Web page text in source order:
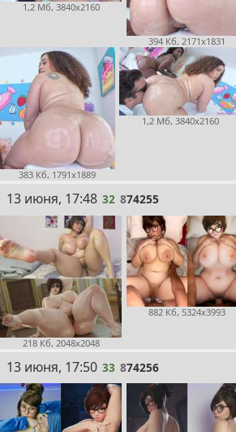
1,2 Мб, 3840x2160
394 Кб, 2171x1831
383 Кб, 1791x1889
1,2 Мб, 3840x2160
32
13 июня, 17:48 32 874255
218 Кб, 2048x2048
882 Кб, 5324x3993
33
13 июня, 17:50 33 874256